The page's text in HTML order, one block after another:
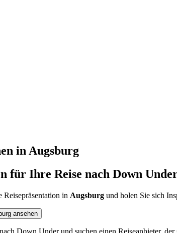
in Augsburg
für Ihre Reise nach Down
Reisepräsentation in Augsburg und holen Sie sich
ansehen